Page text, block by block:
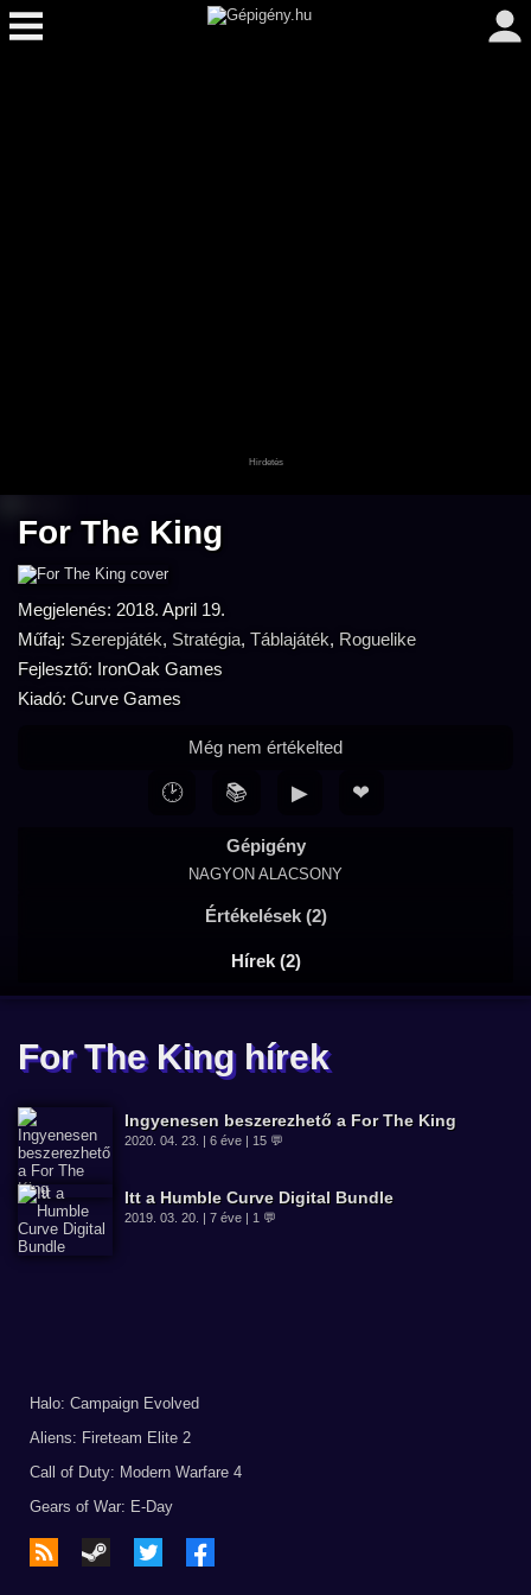
For The King
Megjelenés: 2018. April 19.
Műfaj: Szerepjáték, Stratégia, Táblajáték, Roguelike
Fejlesztő: IronOak Games
Kiadó: Curve Games
Gépigény
NAGYON ALACSONY
Értékelések (2)
Hírek (2)
Még nem értékelted
🕑 📚 ▶ ❤
For The King hírek
Ingyenesen beszerezhető a For The King
2020. 04. 23. | 6 éve | 15 💬
Itt a Humble Curve Digital Bundle
2019. 03. 20. | 7 éve | 1 💬
Halo: Campaign Evolved
Aliens: Fireteam Elite 2
Call of Duty: Modern Warfare 4
Gears of War: E-Day